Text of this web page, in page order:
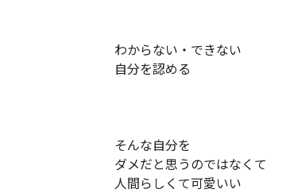
わからない・できない
自分を認める
そんな自分を
ダメだと思うのではなくて
人間らしくて可愛いい